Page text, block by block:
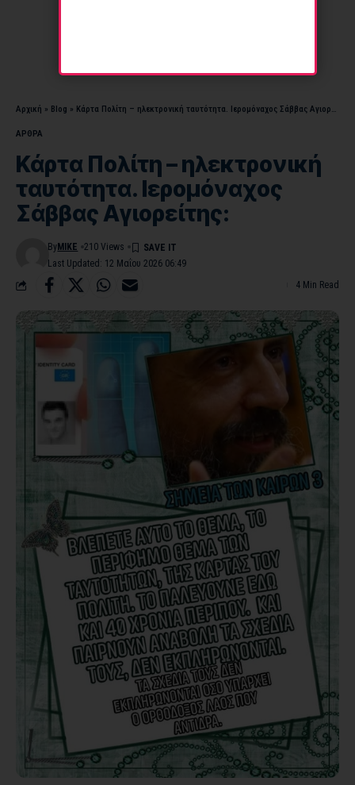
Αρχική » Blog » Κάρτα Πολίτη – ηλεκτρονική ταυτότητα. Ιερομόναχος Σάββας Αγιορείτης:
ΑΡΘΡΑ
Κάρτα Πολίτη – ηλεκτρονική
ταυτότητα. Ιερομόναχος
Σάββας Αγιορείτης:
Last Updated: 12 Μαΐου 2026 06:49
By MIKE 210 Views
4 Min Read